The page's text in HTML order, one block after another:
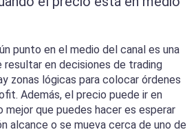
punto en el medio del canal es una
resultar en decisiones de trading
zonas lógicas para colocar órdenes
Además, el precio puede ir en
mejor que puedes hacer es esperar
alcance o se mueva cerca de uno de